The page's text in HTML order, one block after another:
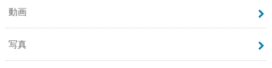
動画
写真